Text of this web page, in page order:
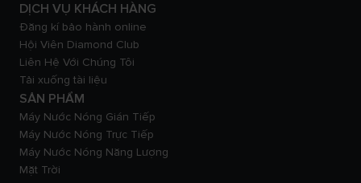
DỊCH VỤ KHÁCH HÀNG
Đăng kí bảo hành online
Hội Viên Diamond Club
Liên Hệ Với Chúng Tôi
Tải xuống tài liệu
SẢN PHẨM
Máy Nước Nóng Gián Tiếp
Máy Nước Nóng Trực Tiếp
Máy Nước Nóng Năng Lượng
Mặt Trời